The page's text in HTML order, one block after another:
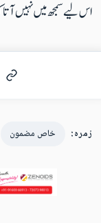
اس لیے سمجھ میں نہیں آتا
زمرہ: خاص مضمون